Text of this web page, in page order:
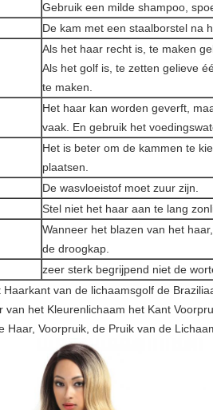
Gebruik een milde shampoo,
De kam met een staalborstel na
Als het haar recht is, te maken
Als het golf is, te zetten gelieve
te maken.
Het haar kan worden geverft,
vaak. En gebruik het
Het is beter om de kammen te
plaatsen.
De wasvloeistof moet zuur zijn.
Stel niet het haar aan te lang
Wanneer het blazen van het
de droogkap.
zeer sterk begrijpend niet de
Haarkant van de lichaamsgolf de
van het Kleurenlichaam het Kant
Haar, Voorpruik, de Pruik van de